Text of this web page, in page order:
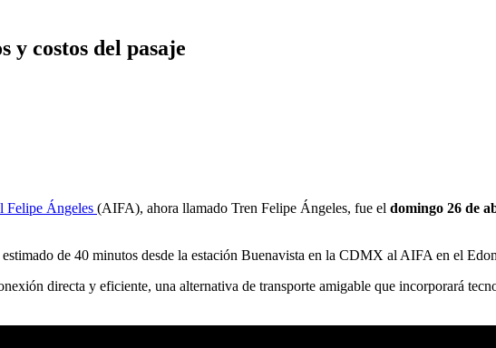
y costos del pasaje
Felipe Ángeles (AIFA), ahora llamado Tren Felipe Ángeles, fue el domingo 26 de
de 40 minutos desde la estación Buenavista en la CDMX al AIFA en el
directa y eficiente, una alternativa de transporte amigable que incorporará